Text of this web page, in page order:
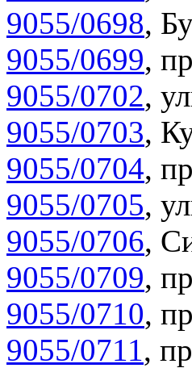
9055/0698,
9055/0699,
9055/0702,
9055/0703,
9055/0704,
9055/0705,
9055/0706,
9055/0709,
9055/0710,
9055/0711,